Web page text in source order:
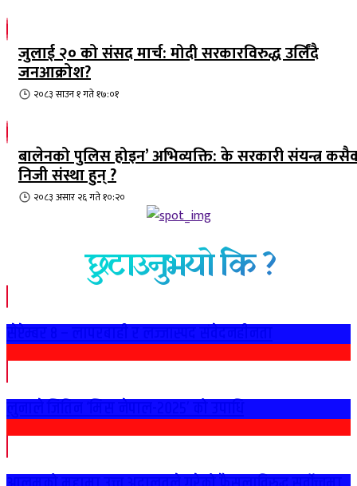
जुलाई २० को संसद मार्च: मोदी सरकारविरुद्ध उर्लिंदै
जनआक्रोश?
२०८३ साउन १ गते १७:०१
बालेनको पुलिस होइन’ अभिव्यक्ति: के सरकारी संयन्त्र
निजी संस्था हुन् ?
२०८३ असार २६ गते १०:२०
छुटाउनुभयो कि ?